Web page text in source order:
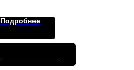
Подробнее